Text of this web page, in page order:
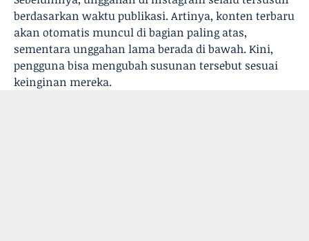
berdasarkan waktu publikasi. Artinya, konten terbaru
akan otomatis muncul di bagian paling atas,
sementara unggahan lama berada di bawah. Kini,
pengguna bisa mengubah susunan tersebut sesuai
keinginan mereka.